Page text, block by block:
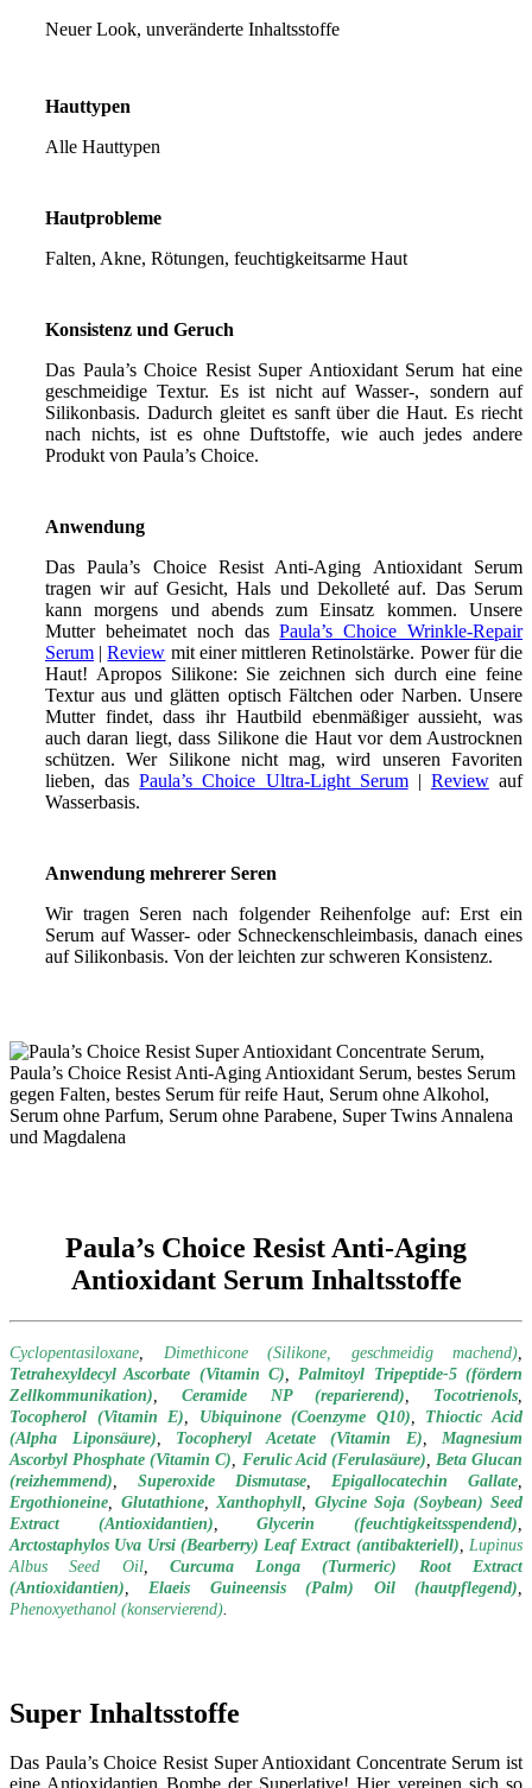
Neuer Look, unveränderte Inhaltsstoffe
Hauttypen
Alle Hauttypen
Hautprobleme
Falten, Akne, Rötungen, feuchtigkeitsarme Haut
Konsistenz und Geruch
Das Paula’s Choice Resist Super Antioxidant Serum hat eine
geschmeidige Textur. Es ist nicht auf Wasser-, sondern auf
Silikonbasis. Dadurch gleitet es sanft über die Haut. Es riecht
nach nichts, ist es ohne Duftstoffe, wie auch jedes andere
Produkt von Paula’s Choice.
Anwendung
Das Paula’s Choice Resist Anti-Aging Antioxidant Serum
tragen wir auf Gesicht, Hals und Dekolleté auf. Das Serum
kann morgens und abends zum Einsatz kommen. Unsere
Mutter beheimatet noch dasPaula’s Choice Wrinkle-Repair
Serum |Review mit einer mittleren Retinolstärke. Power für die
Haut! Apropos Silikone: Sie zeichnen sich durch eine feine
Textur aus und glätten optisch Fältchen oder Narben. Unsere
Mutter findet, dass ihr Hautbild ebenmäßiger aussieht, was
auch daran liegt, dass Silikone die Haut vor dem Austrocknen
schützen. Wer Silikone nicht mag, wird unseren Favoriten
lieben, dasPaula’s Choice Ultra-Light Serum| Reviewauf
Wasserbasis.
Anwendung mehrerer Seren
Wir tragen Seren nach folgender Reihenfolge auf: Erst ein
Serum auf Wasser- oder Schneckenschleimbasis, danach eines
auf Silikonbasis. Von der leichten zur schweren Konsistenz.
Paula’s Choice Resist Anti-Aging
Antioxidant Serum Inhaltsstoffe
Cyclopentasiloxane Dimethicone (Silikone, geschmeidig machend)
Tetrahexyldecyl Ascorbate (Vitamin C)
Palmitoyl Tripeptide-5 (fördern
Zellkommunikation)
Ceramide NP (reparierend) Tocotrienols
Tocopherol (Vitamin E) Ubiquinone (Coenzyme Q10)
Thioctic Acid
(Alpha Liponsäure)
Tocopheryl Acetate (Vitamin E)
Magnesium
Ascorbyl Phosphate (Vitamin C)
Ferulic Acid (Ferulasäure)
Beta Glucan
(reizhemmend)
Superoxide Dismutase Epigallocatechin Gallate
Ergothioneine
Glutathione, Xanthophyll
Glycine Soja (Soybean) Seed
Extract (Antioxidantien) ,Glycerin (feuchtigkeitsspendend)
Arctostaphylos Uva Ursi (Bearberry) Leaf Extract (antibakteriell)
Lupinus
Albus Seed Oil, Curcuma Longa (Turmeric) Root Extract
(Antioxidantien)
Elaeis Guineensis (Palm) Oil (hautpflegend)
Phenoxyethanol (konservierend)
Super Inhaltsstoffe
Das Paula’s Choice Resist Super Antioxidant Concentrate Serum ist